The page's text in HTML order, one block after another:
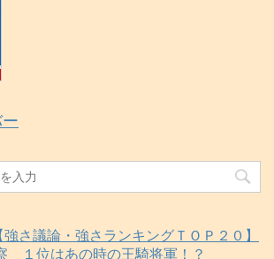
強さ議論・強さランキングＴＯＰ２０】
１位はあの時の王騎将軍！？